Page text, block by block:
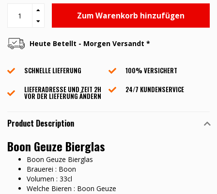
Zum Warenkorb hinzufügen
Heute Betellt - Morgen Versandt *
SCHNELLE LIEFERUNG
100% VERSICHERT
LIEFERADRESSE UND ZEIT 2H
VOR DER LIEFERUNG ÄNDERN
24/7 KUNDENSERVICE
Product Description
Boon Geuze Bierglas
Boon Geuze Bierglas
Brauerei : Boon
Volumen : 33cl
Welche Bieren : Boon Geuze